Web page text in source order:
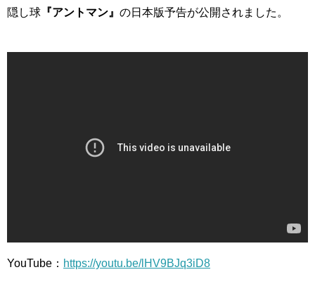
隠し球 『アントマン』 の日本版予告が公開されました。
YouTube： https://youtu.be/lHV9BJq3iD8